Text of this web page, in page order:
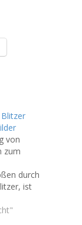
von
zum
durch
ist
im
zu